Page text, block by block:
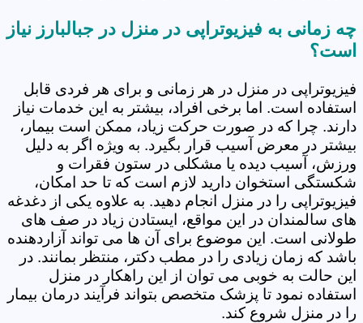
چه زمانی به فیزیوتراپی در منزل در جبالبارز نیاز
است؟
فیزیوتراپی در منزل در هر زمانی و برای هر فردی قابل
استفاده است. اما برخی افراد، بیشتر به این خدمات نیاز
دارند. چرا که در صورت حرکت زیاد، ممکن است بیمار،
بیشتر در معرض آسیب قرار بگیرد. به ویژه اگر به دلیل
ورزش، آسیب دیده یا مشکلی در ستون فقرات و
شکستگی استخوان دارید لازم است که تا حد امکان،
فیزیوتراپی را در منزل انجام دهید. به علاوه یکی از دغدغه
های سالمندان در این مواقع، ایستادن زیاد در صف های
طولانی است. این موضوع برای آن ها می تواند آزاردهنده
باشد که زمان زیادی را در مطب دکتر، منتظر بمانند. در
این حالت به خوبی می توان از این راهکار در منزل
استفاده نمود تا پزشک متخصص بتواند فرآیند درمان بیمار
را در منزل شروع کند.